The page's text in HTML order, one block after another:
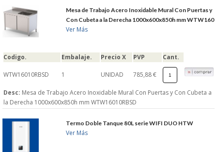
Mesa de Trabajo Acero Inoxidable Mural Con Puertas y
Con Cubeta a la Derecha 1000x600x850h mm WTW160
Ver Más
Codigo. Embalaje. Precio X PVP Cant.
WTW16010RBSD 1 UNIDAD 785,88 €
Desc: Mesa de Trabajo Acero Inoxidable Mural Con Puertas y Con Cubeta a
la Derecha 1000x600x850h mm WTW16010RBSD
Termo Doble Tanque 80L serie WIFI DUO HTW
Ver Más